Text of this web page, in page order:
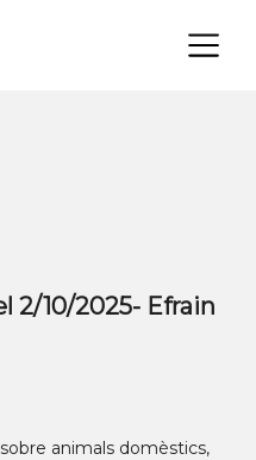
×
2/10/2025- Efrain
animals domèstics,